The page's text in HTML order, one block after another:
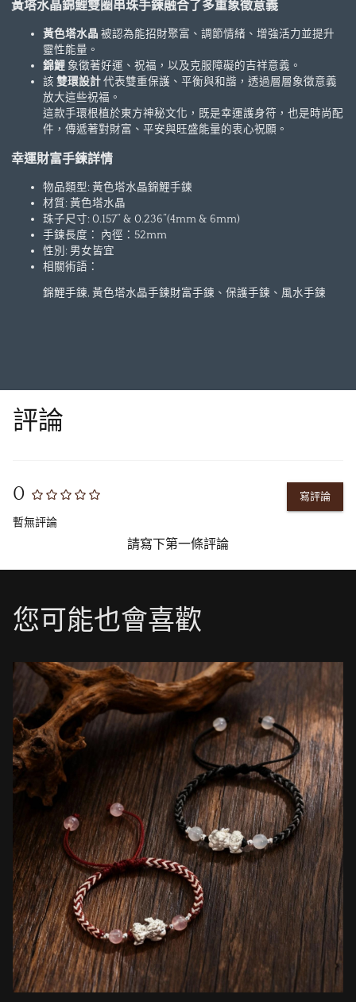
黃塔水晶錦鯉雙圈串珠手鍊融合了多重象徵意義
黃色塔水晶 被認為能招財聚富、調節情緒、增強活力並提升
靈性能量。
錦鯉 象徵著好運、祝福，以及克服障礙的吉祥意義。
該 雙環設計 代表雙重保護、平衡與和諧，透過層層象徵意義
放大這些祝福。
這款手環根植於東方神秘文化，既是幸運護身符，也是時尚配
件，傳遞著對財富、平安與旺盛能量的衷心祝願。
幸運財富手鍊詳情
物品類型: 黃色塔水晶錦鯉手鍊
材質: 黃色塔水晶
珠子尺寸: 0.157” & 0.236”(4mm & 6mm)
手鍊長度： 內徑：52mm
性別: 男女皆宜
相關術語：
錦鯉手鍊, 黃色塔水晶手鍊財富手鍊、保護手鍊、風水手鍊
評論
0
暫無評論
寫評論
請寫下第一條評論
您可能也會喜歡